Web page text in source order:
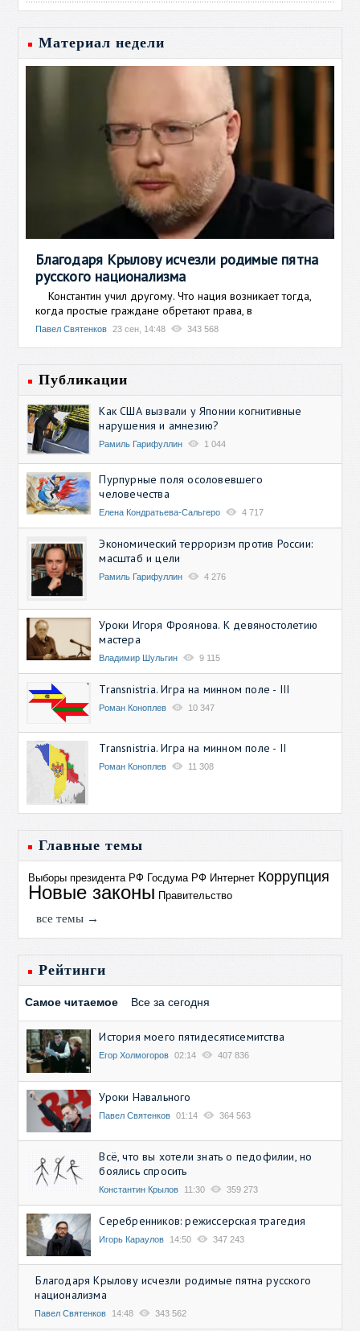
Материал недели
Благодаря Крылову исчезли родимые пятна
русского национализма
Константин учил другому. Что нация возникает тогда,
когда простые граждане обретают права, в
Павел Святенков 23 сен, 14:48 343 568
Публикации
Как США вызвали у Японии когнитивные
нарушения и амнезию?
Рамиль Гарифуллин 1 044
Пурпурные поля осоловевшего
человечества
Елена Кондратьева-Сальгеро 4 717
Экономический терроризм против России:
масштаб и цели
Рамиль Гарифуллин 4 276
Уроки Игоря Фроянова. К девяностолетию
мастера
Владимир Шульгин 9 115
Transnistria. Игра на минном поле - III
Роман Коноплев 10 347
Transnistria. Игра на минном поле - II
Роман Коноплев 11 308
Главные темы
Выборы президента РФ Госдума РФ Интернет Коррупция
Новые законы Правительство
все темы →
Рейтинги
Самое читаемое Все за сегодня
История моего пятидесятисемитства
Егор Холмогоров 02:14 407 836
Уроки Навального
Павел Святенков 01:14 364 563
Всё, что вы хотели знать о педофилии, но
боялись спросить
Константин Крылов 11:30 359 273
Серебренников: режиссерская трагедия
Игорь Караулов 14:50 347 243
Благодаря Крылову исчезли родимые пятна русского
национализма
Павел Святенков 14:48 343 562